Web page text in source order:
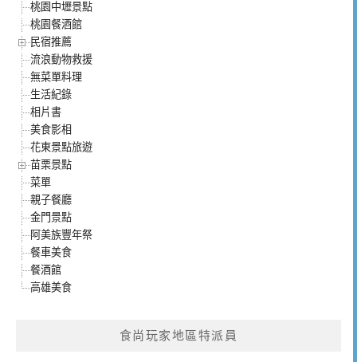
桃園中壢景點
桃園餐酒館
民宿推薦
流浪動物救援
無菜單料理
生活紀錄
相片書
美食影相
花東景點旅遊
苗栗景點
菜單
親子餐廳
金門景點
阿美族豐年祭
餐車美食
餐酒館
高雄美食
食尚玩家地區特派員